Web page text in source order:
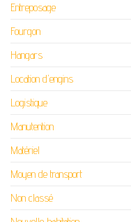
Entreposage
Fourgon
Hangars
Location d'engins
Logistique
Manutention
Matériel
Moyen de transport
Non classé